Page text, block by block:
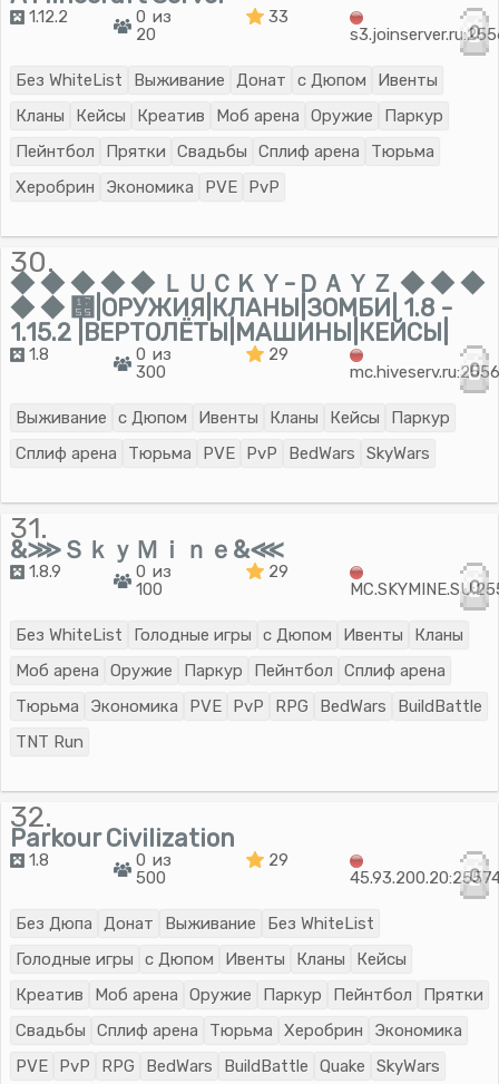
1.12.2
0 из
20
33
0
Без WhiteList Выживание Донат с Дюпом
Ивенты
Кланы
Кейсы Креатив Моб арена Оружие
Паркур
Пейнтбол
Прятки Свадьбы Сплиф арена
Тюрьма
Херобрин
Экономика PVE PvP
30.
◆ ◆ ◆ ◆ ◆ ＬＵＣＫＹ-ＤＡＹＺ ◆ ◆ ◆
◆ ◆ ᝕|ОРУЖИЯ|КЛАНЫ|ЗОМБИ| 1.8 -
1.15.2 |ВЕРТОЛЁТЫ|МАШИНЫ|КЕЙСЫ|
1.8
0 из
300
29
0
Выживание с Дюпом Ивенты Кланы Кейсы
Паркур
Сплиф арена
Тюрьма PVE PvP BedWars SkyWars
31.
&⋙ＳｋｙＭｉｎｅ&⋘
1.8.9
0 из
100
29
0
Без WhiteList Голодные игры с Дюпом Ивенты
Кланы
Моб арена
Оружие Паркур Пейнтбол
Сплиф арена
Тюрьма
Экономика PVE PvP RPG BedWars
BuildBattle
TNT Run
32.
Parkour Сivilization
1.8
0 из
500
29
0
Без Дюпа Донат Выживание
Без WhiteList
Голодные игры
с Дюпом Ивенты Кланы
Кейсы
Креатив
Моб арена Оружие Паркур Пейнтбол
Прятки
Свадьбы
Сплиф арена Тюрьма Херобрин
Экономика
PVE
PvP RPG BedWars BuildBattle Quake
SkyWars